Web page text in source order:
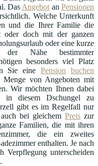
Das Angebot anPensionen
Welche Unterkunft
und die Ihrer Familie die
oder doch mit der ganzen
oder eine kurze
Nähe bestimmter
besonders viel Platz
Sie einePension
buchen
Menge von Angeboten mit
Wir möchten Ihnen dabei
in diesem Dschungel zu
gibt es im Regelfall nur
bei gleichem Preiszur
Familien, die mit ihren
die ein zweites
enthalten. Je nach
Verpflegung unterscheiden
.